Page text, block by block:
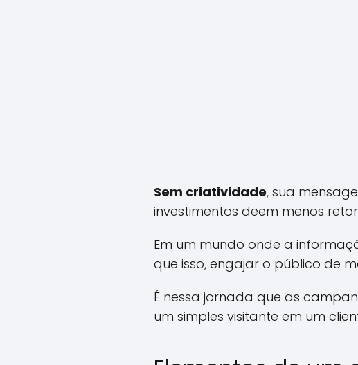
Sem criatividade, sua
investimentos deem menos
Em um mundo onde a
que isso, engajar o público de
É nessa jornada que as
um simples visitante em um